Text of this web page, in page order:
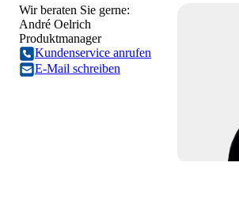
Wir beraten Sie gerne:
André Oelrich
Produktmanager
Kundenservice anrufen
E-Mail schreiben